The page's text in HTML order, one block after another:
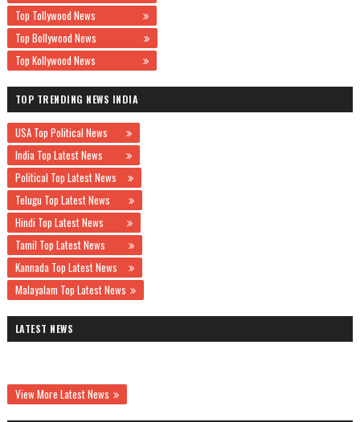
Top Tollywood News
Top Bollywood News
Top Kollywood News
TOP TRENDING NEWS INDIA
USA Top Political News
India Top Latest News
Political Top Latest News
Telugu Top Latest News
Hindi Top Latest News
Tamil Top Latest News
Kannada Top Latest News
Malayalam Top Latest News
LATEST NEWS
View More Latest News